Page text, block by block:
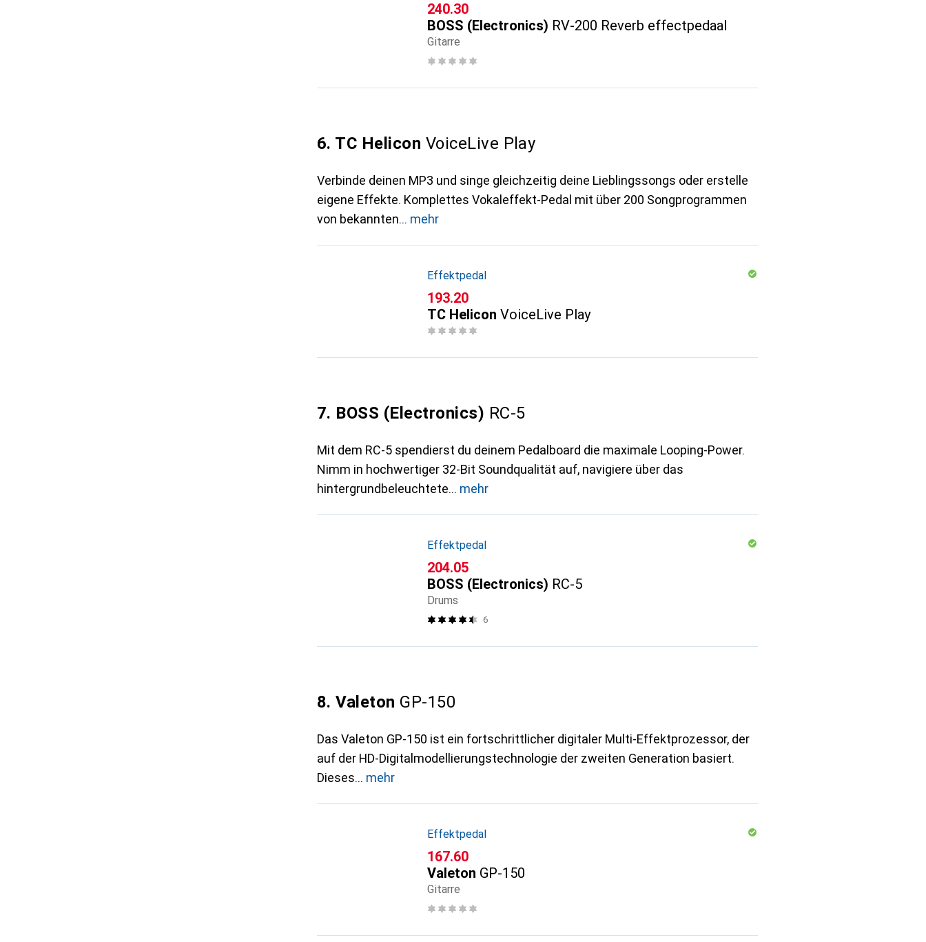
CHF
240.30
BOSS (Electronics) RV-200 Reverb effectpedaal
Gitarre
6. TC Helicon VoiceLive Play
Verbinde deinen MP3 und singe gleichzeitig deine Lieblingssongs oder erstelle
eigene Effekte. Komplettes Vokaleffekt-Pedal mit über 200 Songprogrammen
von bekannten
mehr
Effektpedal
CHF
193.20
TC Helicon VoiceLive Play
7. BOSS (Electronics) RC-5
Mit dem RC-5 spendierst du deinem Pedalboard die maximale Looping-Power.
Nimm in hochwertiger 32-Bit Soundqualität auf, navigiere über das
hintergrundbeleuchtete
mehr
Effektpedal
CHF
204.05
BOSS (Electronics) RC-5
Drums
6
8. Valeton GP-150
Das Valeton GP-150 ist ein fortschrittlicher digitaler Multi-Effektprozessor, der
auf der HD-Digitalmodellierungstechnologie der zweiten Generation basiert.
Dieses
mehr
Effektpedal
CHF
167.60
Valeton GP-150
Gitarre